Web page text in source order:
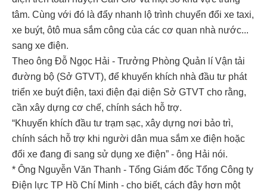
tâm. Cùng với đó là đẩy nhanh lộ trình chuyển đổi xe taxi,
xe buýt, ôtô mua sắm công của các cơ quan nhà nước...
sang xe điện.
Theo ông Đỗ Ngọc Hải - Trưởng Phòng Quản lí Vận tải
đường bộ (Sở GTVT), để khuyến khích nhà đầu tư phát
triển xe buýt điện, taxi điện đại diện Sở GTVT cho rằng,
cần xây dựng cơ chế, chính sách hỗ trợ.
“Khuyến khích đầu tư trạm sạc, xây dựng nơi bảo trì,
chính sách hỗ trợ khi người dân mua sắm xe điện hoặc
đổi xe đang đi sang sử dụng xe điện” - ông Hải nói.
* Ông Nguyễn Văn Thanh - Tổng Giám đốc Tổng Công ty
Điện lực TP Hồ Chí Minh - cho biết, cách đây hơn một